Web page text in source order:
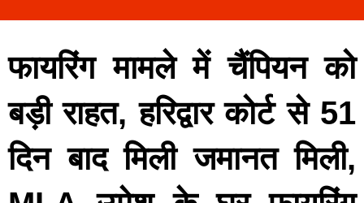
फायरिंग मामले में चैंपियन को
बड़ी राहत, हरिद्वार कोर्ट से 51
दिन बाद मिली जमानत मिली,